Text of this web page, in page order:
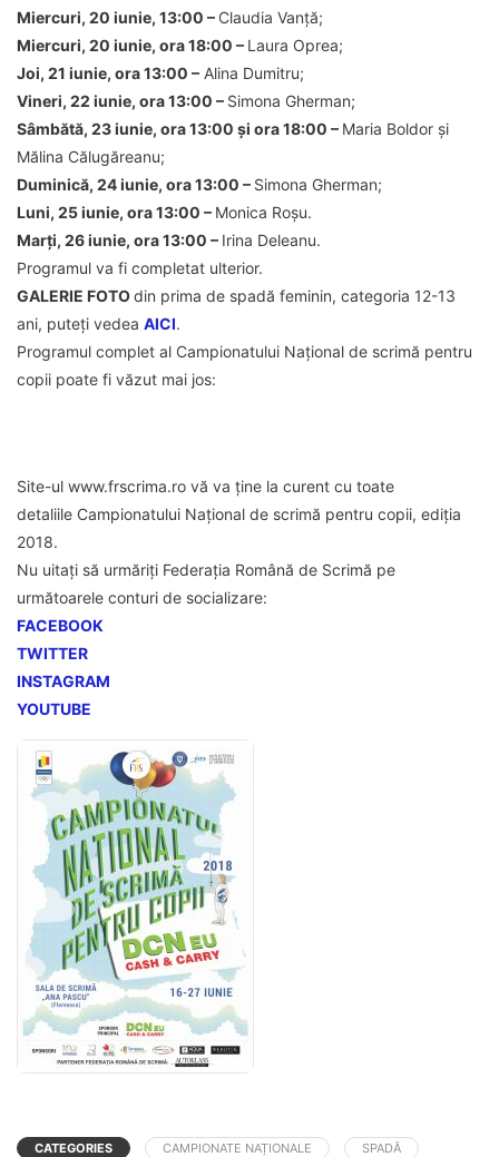
Miercuri, 20 iunie, 13:00 – Claudia Vanță;
Miercuri, 20 iunie, ora 18:00 – Laura Oprea;
Joi, 21 iunie, ora 13:00 – Alina Dumitru;
Vineri, 22 iunie, ora 13:00 – Simona Gherman;
Sâmbătă, 23 iunie, ora 13:00 și ora 18:00 – Maria Boldor și
Mălina Călugăreanu;
Duminică, 24 iunie, ora 13:00 – Simona Gherman;
Luni, 25 iunie, ora 13:00 – Monica Roșu.
Marți, 26 iunie, ora 13:00 – Irina Deleanu.
Programul va fi completat ulterior.
GALERIE FOTOdin prima de spadă feminin, categoria 12-13
ani, puteți vedea AICI.
Programul complet al Campionatului Național de scrimă pentru
copii poate fi văzut mai jos:
Site-ul www.frscrima.ro vă va ține la curent cu toate
detaliile Campionatului Național de scrimă pentru copii, ediția
2018.
Nu uitați să urmăriți Federația Română de Scrimă pe
următoarele conturi de socializare:
FACEBOOK
TWITTER
INSTAGRAM
YOUTUBE
CATEGORIES CAMPIONATE NAȚIONALE SPADĂ